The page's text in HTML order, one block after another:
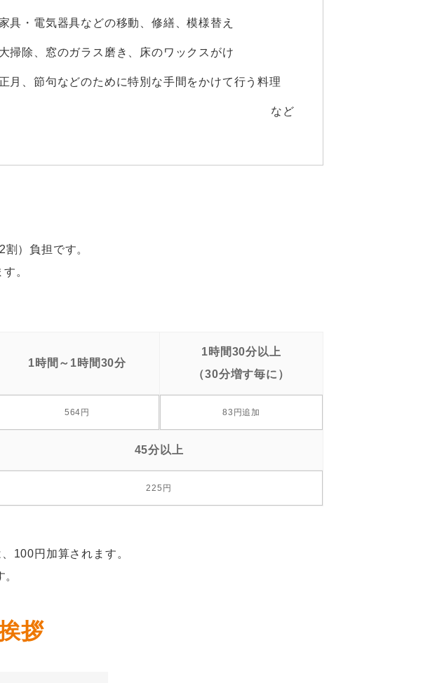
具・電気器具などの移動、修繕、模様替え
大掃除、窓のガラス磨き、床のワックスがけ
正月、節句などのために特別な手間をかけて行う料理
など
）負担です。
。
1時間～1時間30分
1時間30分以上
（30分増す毎に）
564円 83円追加
45分以上
225円
100円加算されます。
拶